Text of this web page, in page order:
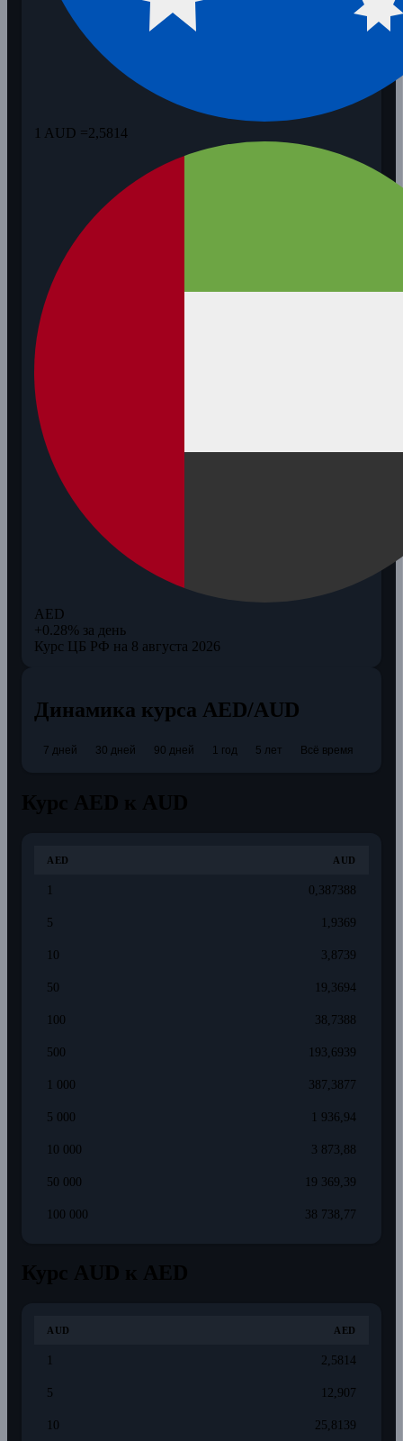
1 AUD =2,5814
AED
+0.28% за день
Курс ЦБ РФ на 8 августа 2026
Динамика курса AED/AUD
7 дней 30 дней 90 дней 1 год 5 лет Всё время
AED AUD
1 0,387388
5 1,9369
10 3,8739
50 19,3694
100 38,7388
500 193,6939
1 000 387,3877
5 000 1 936,94
10 000 3 873,88
50 000 19 369,39
100 000 38 738,77
AUD AED
2,5814
5 12,907
10 25,8139